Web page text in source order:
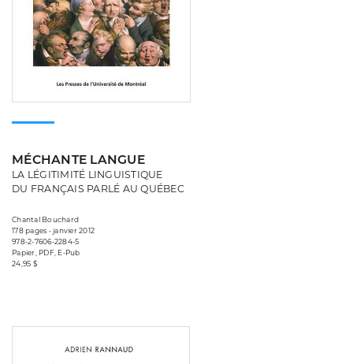
MÉCHANTE LANGUE
LA LÉGITIMITÉ LINGUISTIQUE
DU FRANÇAIS PARLÉ AU QUÉBEC
Chantal Bouchard
178 pages • janvier 2012
978-2-7606-2284-5
Papier, PDF, E-Pub
24,95 $